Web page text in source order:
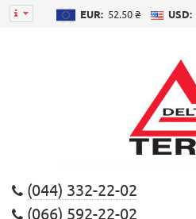
EUR: 52.50 ₴ USD:
(044) 332-22-02
(066) 592-22-02